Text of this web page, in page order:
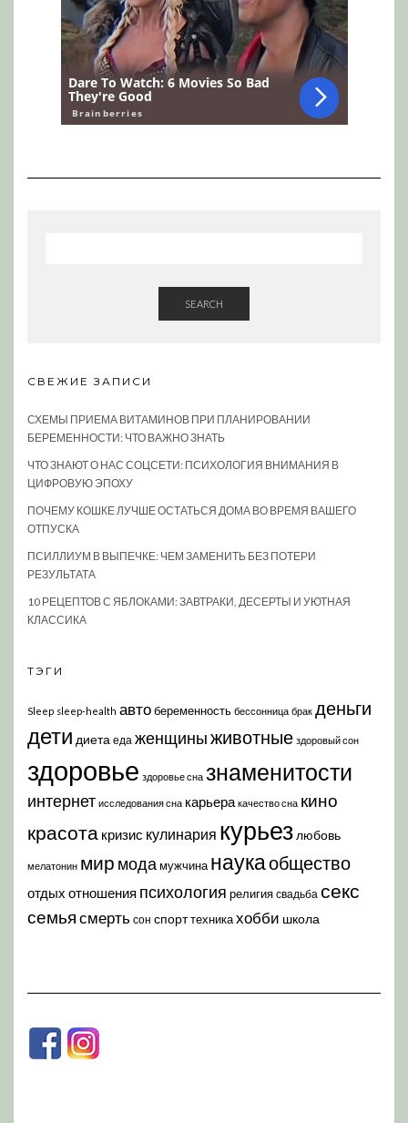
SEARCH
СВЕЖИЕ ЗАПИСИ
СХЕМЫ ПРИЕМА ВИТАМИНОВ ПРИ ПЛАНИРОВАНИИ
БЕРЕМЕННОСТИ: ЧТО ВАЖНО ЗНАТЬ
ЧТО ЗНАЮТ О НАС СОЦСЕТИ: ПСИХОЛОГИЯ ВНИМАНИЯ В
ЦИФРОВУЮ ЭПОХУ
ПОЧЕМУ КОШКЕ ЛУЧШЕ ОСТАТЬСЯ ДОМА ВО ВРЕМЯ ВАШЕГО
ОТПУСКА
ПСИЛЛИУМ В ВЫПЕЧКЕ: ЧЕМ ЗАМЕНИТЬ БЕЗ ПОТЕРИ
РЕЗУЛЬТАТА
10 РЕЦЕПТОВ С ЯБЛОКАМИ: ЗАВТРАКИ, ДЕСЕРТЫ И УЮТНАЯ
КЛАССИКА
ТЭГИ
Sleep sleep-health автобеременность бессонница брак деньги
дети диета еда женщиныживотные здоровый сон
здоровье здоровье сна знаменитости
интернет исследования сна карьера качество сна кино
красота кризис кулинария курьез любовь
мелатонин мир модамужчина наукаобщество
отдых отношения психология религия свадьба секс
семья смерть сон спорттехникахобби школа